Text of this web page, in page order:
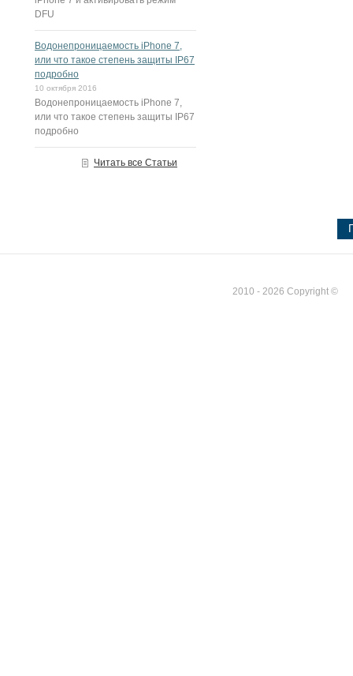
DFU
Водонепроницаемость iPhone 7,
или что такое степень защиты IP67
подробно
10 октября 2016
Водонепроницаемость iPhone 7,
или что такое степень защиты IP67
подробно
Читать все Статьи
2010 - 2026 Copyright ©